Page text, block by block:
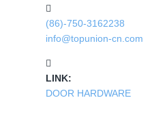
(86)-750-3162238
info@topunion-cn.com
LINK:
DOOR HARDWARE